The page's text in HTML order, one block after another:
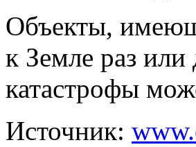
Объекты,
к Земле раз или
катастрофы
Источник: